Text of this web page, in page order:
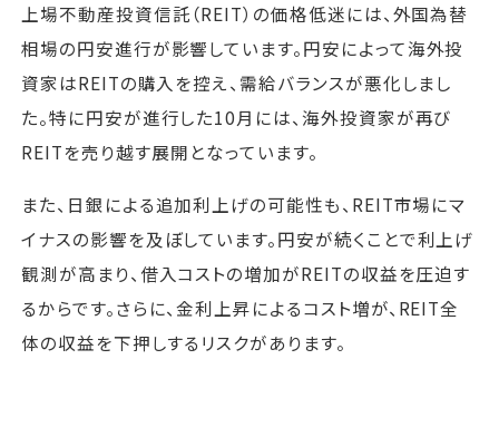
上場不動産投資信託（REIT）の価格低迷には、外国為替
相場の円安進行が影響しています。円安によって海外投
資家はREITの購入を控え、需給バランスが悪化しまし
た。特に円安が進行した10月には、海外投資家が再び
REITを売り越す展開となっています。
また、日銀による追加利上げの可能性も、REIT市場にマ
イナスの影響を及ぼしています。円安が続くことで利上げ
観測が高まり、借入コストの増加がREITの収益を圧迫す
るからです。さらに、金利上昇によるコスト増が、REIT全
体の収益を下押しするリスクがあります。